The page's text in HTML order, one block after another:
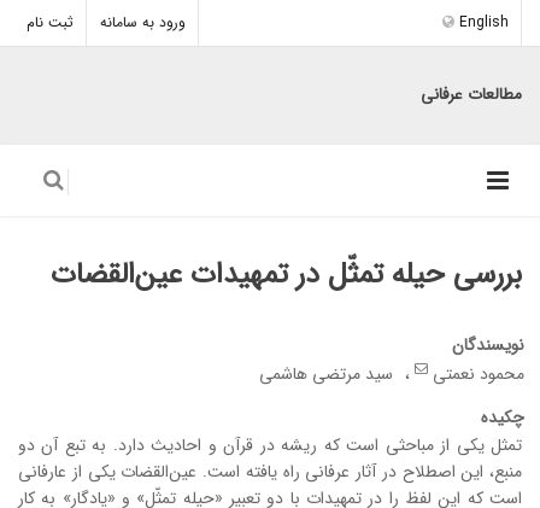
ورود به سامانه ثبت نام English
مطالعات عرفانی
بررسی حیله تمثّل در تمهیدات عین‌القضات
نویسندگان
محمود نعمتی
سید مرتضی هاشمی
چکیده
تمثل یکی از مباحثی است که ریشه در قرآن و احادیث دارد. به تبع آن دو
منبع، این اصطلاح در آثار عرفانی راه یافته است. عین‌القضات یکی از عارفانی
است که این لفظ را در تمهیدات با دو تعبیر «حیله تمثّل» و «یادگار» به کار